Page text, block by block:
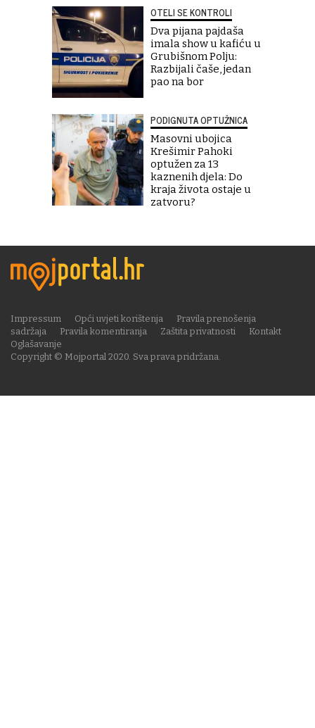
OTELI SE KONTROLI
Dva pijana pajdaša
imala show u kafiću u
Grubišnom Polju:
Razbijali čaše, jedan
pao na bor
PODIGNUTA OPTUŽNICA
Masovni ubojica
Krešimir Pahoki
optužen za 13
kaznenih djela: Do
kraja života ostaje u
zatvoru?
Copyright © Mojportal 2020. Sva prava pridržana.
Impressum Opći uvjeti korištenja
Pravila prenošenja
sadržaja
Pravila komentiranja Zaštita privatnosti
Kontakt
Oglašavanje